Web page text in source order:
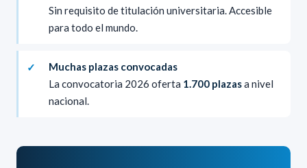
Sin requisito de titulación universitaria. Accesible
para todo el mundo.
Muchas plazas convocadas
La convocatoria 2026 oferta 1.700 plazasa nivel
nacional.